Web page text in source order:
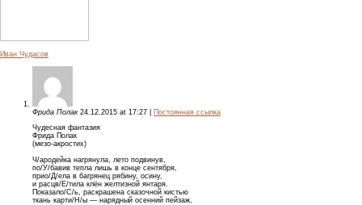
Иван Чудасов
Фрида Полак 24.12.2015 at 17:27
Постоянная ссылка
Чудесная фантазия
Фрида Полак
(мезо-акростих)
Ч/ародейка нагрянула, лето подвинув,
по/У/бавив тепла лишь в конце сентября,
прио/Д/ела в багрянец рябину, осину,
и расцв/Е/тила клён желтизной янтаря.
Показало/С/ь, раскрашена сказочной кистью
ткань карти/Н/ы — нарядный осенний пейзаж,